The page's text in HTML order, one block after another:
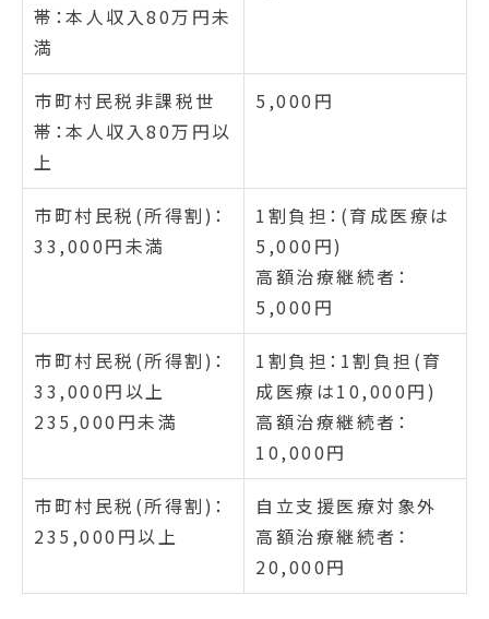
帯：本人収入80万円未
満
市町村民税非課税世
帯：本人収入80万円以
上
5,000円
市町村民税(所得割)：
33,000円未満
1割負担：(育成医療は
5,000円)
高額治療継続者：
5,000円
市町村民税(所得割)：
33,000円以上
235,000円未満
1割負担：1割負担(育
成医療は10,000円)
高額治療継続者：
10,000円
市町村民税(所得割)：
235,000円以上
自立支援医療対象外
高額治療継続者：
20,000円